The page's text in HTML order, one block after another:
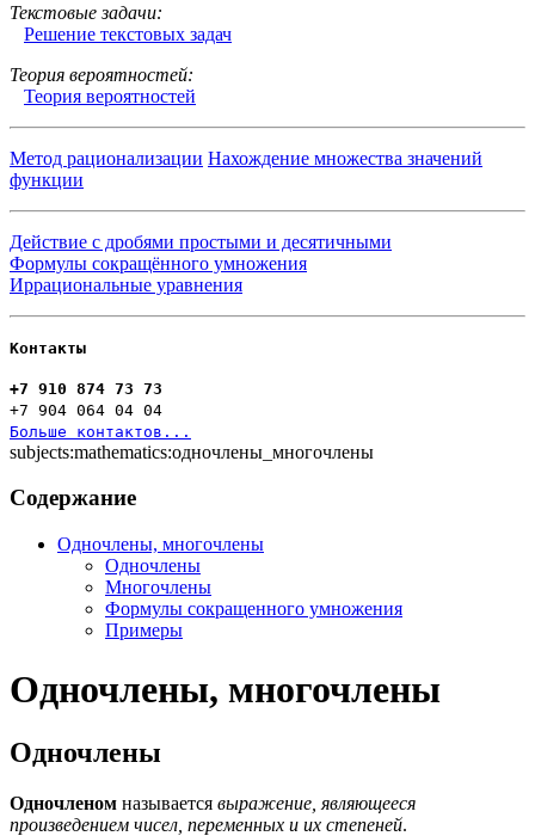
Текстовые задачи:
Решение текстовых задач
Теория вероятностей:
Теория вероятностей
Метод рационализации Нахождение множества значений
функции
Действие с дробями простыми и десятичными
Формулы сокращённого умножения
Иррациональные уравнения
Контакты
+7 910 874 73 73
+7 904 064 04 04
Больше контактов...
subjects:mathematics:одночлены_многочлены
Содержание
Одночлены, многочлены
Одночлены
Многочлены
Формулы сокращенного умножения
Примеры
Одночлены, многочлены
Одночлены
Одночленом называется выражение, являющееся
произведением чисел, переменных и их степеней.